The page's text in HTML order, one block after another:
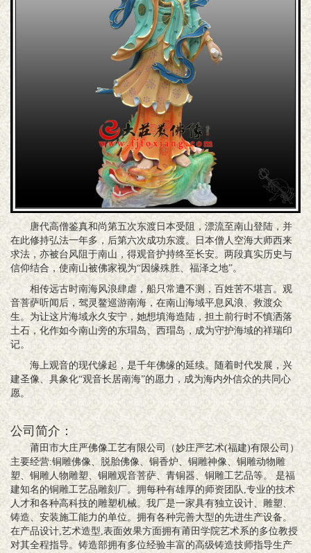
唐代高僧‌鉴真和尚‌第五次东渡日本受阻，漂流至南山登陆，并
在此修持弘法一年多，后第六次成功东渡。日本僧人‌空海大师‌西来
求法，亦被台风阻于南山，得观音护持终至长安。两段真实历史与
信仰结合，使南山被佛家视为“因缘殊胜、福泽之地”。
相传远古时南海风浪肆虐，船只常遭不测，百姓苦不堪言。观
音菩萨听闻后，驾灵鳌巡游南海，在南山海域平息风浪、救渡众
生。为让这片海域永久安宁，她想填海造陆，担土前行时不慎洒落
土石，化作如今南山旁的东瑁岛、西瑁岛，成为守护海域的祥瑞印
记。
海上观音的现代缘起，是千年佛缘的延续。随着时代发展，兴
建圣像、具象化“观音长居南海”的愿力，成为海内外信众的共同心
愿。
公司简介：
莆田市大庄严佛像工艺有限公司（妙庄严艺术(福建)有限公司）
主要经营:铜雕佛像、脱胎佛像、铜香炉、铜雕神像、铜雕动物雕
塑、铜雕人物雕塑、铜雕观音菩萨、青铜器、铜雕工艺品等。 是福
建知名的铜雕工艺品雕刻厂。拥每种有雄厚的师资团队,专业的技术
人才和各种高科技的雕塑机械。我厂是一家具有独立设计、雕塑、
铸造、安装施工能力的单位。拥有各种完善大型的先进生产设备。
在产品设计,艺术造型,表面效果方面拥有莆田学院艺术系的多位教授
对其全程指导。铸造部拥有多位经验丰富的高级铸造技师指导生产